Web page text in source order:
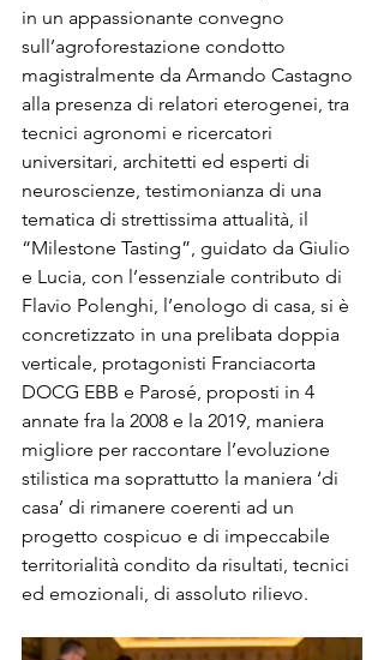
in un appassionante convegno
sull’agroforestazione condotto
magistralmente da Armando Castagno
alla presenza di relatori eterogenei, tra
tecnici agronomi e ricercatori
universitari, architetti ed esperti di
neuroscienze, testimonianza di una
tematica di strettissima attualità, il
“Milestone Tasting”, guidato da Giulio
e Lucia, con l’essenziale contributo di
Flavio Polenghi, l’enologo di casa, si è
concretizzato in una prelibata doppia
verticale, protagonisti Franciacorta
DOCG EBB e Parosé, proposti in 4
annate fra la 2008 e la 2019, maniera
migliore per raccontare l’evoluzione
stilistica ma soprattutto la maniera ‘di
casa’ di rimanere coerenti ad un
progetto cospicuo e di impeccabile
territorialità condito da risultati, tecnici
ed emozionali, di assoluto rilievo.